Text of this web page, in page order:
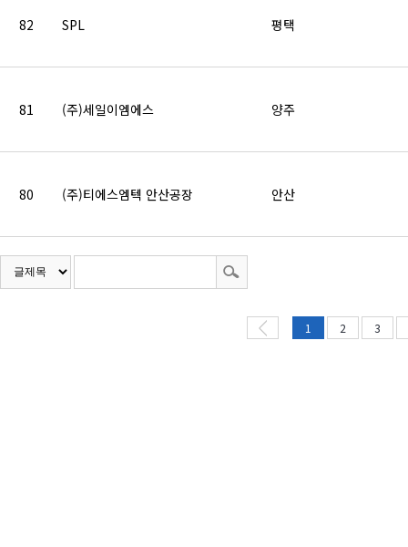
82 SPL 평택
81 (주)세일이엠에스 양주
80 (주)티에스엠텍 안산공장 안산
1 2 3